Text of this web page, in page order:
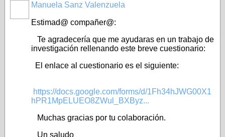
Manuela Sanz Valenzuela
Estimad@ compañer@:
Te agradecería que me ayudaras en un trabajo de
investigación rellenando este breve cuestionario:
El enlace al cuestionario es el siguiente:
https://docs.google.com/forms/d/1Fh34hJWG00X1
hPR1MpELUEO8ZWul_BXByz...
Muchas gracias por tu colaboración.
Un saludo